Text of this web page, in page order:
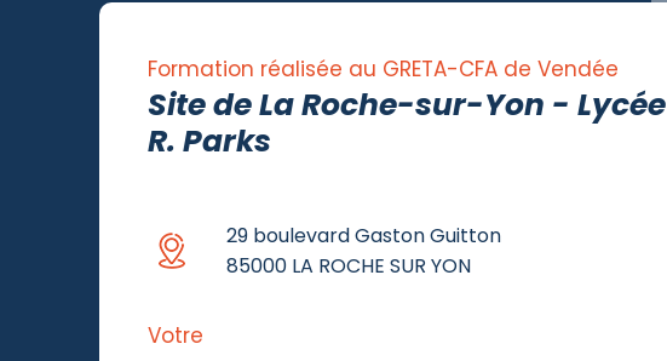
Formation réalisée au GRETA-CFA de Vendée
Site de La Roche-sur-Yon - Lycée
R. Parks
29 boulevard Gaston Guitton
85000 LA ROCHE SUR YON
Votre